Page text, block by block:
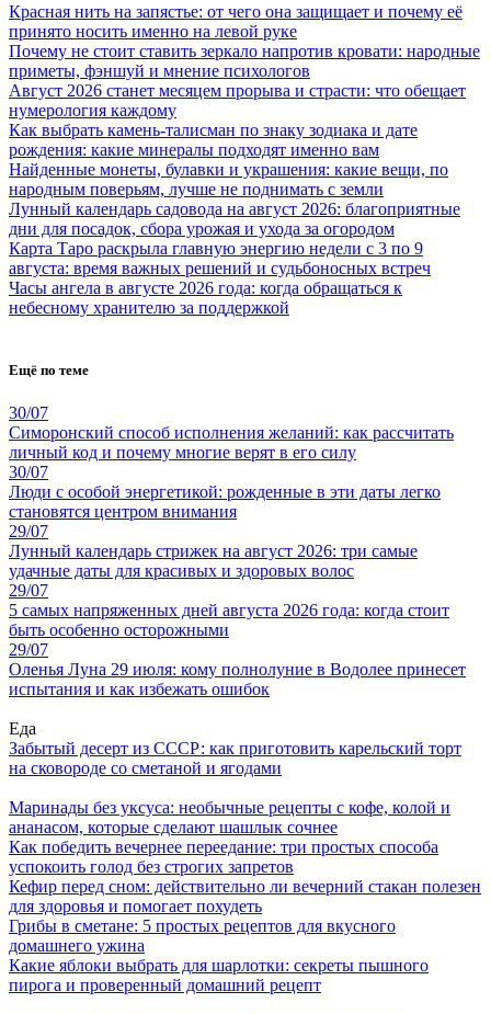
Красная нить на запястье: от чего она защищает и почему её
принято носить именно на левой руке
Почему не стоит ставить зеркало напротив кровати: народные
приметы, фэншуй и мнение психологов
Август 2026 станет месяцем прорыва и страсти: что обещает
нумерология каждому
Как выбрать камень-талисман по знаку зодиака и дате
рождения: какие минералы подходят именно вам
Найденные монеты, булавки и украшения: какие вещи, по
народным поверьям, лучше не поднимать с земли
Лунный календарь садовода на август 2026: благоприятные
дни для посадок, сбора урожая и ухода за огородом
Карта Таро раскрыла главную энергию недели с 3 по 9
августа: время важных решений и судьбоносных встреч
Часы ангела в августе 2026 года: когда обращаться к
небесному хранителю за поддержкой
Ещё по теме
30/07
Симоронский способ исполнения желаний: как рассчитать
личный код и почему многие верят в его силу
30/07
Люди с особой энергетикой: рожденные в эти даты легко
становятся центром внимания
29/07
Лунный календарь стрижек на август 2026: три самые
удачные даты для красивых и здоровых волос
29/07
5 самых напряженных дней августа 2026 года: когда стоит
быть особенно осторожными
29/07
Оленья Луна 29 июля: кому полнолуние в Водолее принесет
испытания и как избежать ошибок
Еда
Забытый десерт из СССР: как приготовить карельский торт
на сковороде со сметаной и ягодами
Маринады без уксуса: необычные рецепты с кофе, колой и
ананасом, которые сделают шашлык сочнее
Как победить вечернее переедание: три простых способа
успокоить голод без строгих запретов
Кефир перед сном: действительно ли вечерний стакан полезен
для здоровья и помогает похудеть
Грибы в сметане: 5 простых рецептов для вкусного
домашнего ужина
Какие яблоки выбрать для шарлотки: секреты пышного
пирога и проверенный домашний рецепт